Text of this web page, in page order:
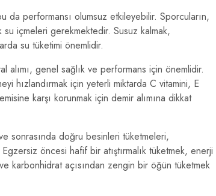
da performansı olumsuz etkileyebilir. Sporcuların,
içmeleri gerekmektedir. Susuz kalmak,
su tüketimi önemlidir.
alımı, genel sağlık ve performans için önemlidir.
hızlandırmak için yeterli miktarda C vitamini, E
karşı korunmak için demir alımına dikkat
sonrasında doğru besinleri tüketmeleri,
öncesi hafif bir atıştırmalık tüketmek, enerji
karbonhidrat açısından zengin bir öğün tüketmek